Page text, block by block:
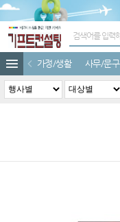
가정/생활 사무/문구